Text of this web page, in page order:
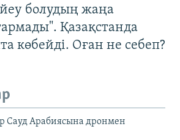
болудың жаңа
Қазақстанда
көбейді. Оған не себеп?
Сауд Арабиясына дронмен